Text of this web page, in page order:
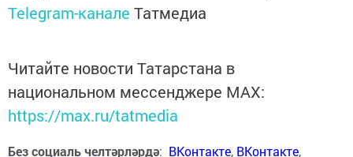
Telegram-канале Татмедиа
Читайте новости Татарстана в
национальном мессенджере MАХ:
https://max.ru/tatmedia
Без социаль челтәрләрдә: ВКонтакте, ВКонтакте,